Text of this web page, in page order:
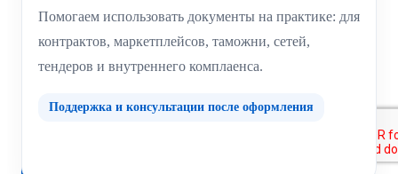
Помогаем использовать документы на практике: для
контрактов, маркетплейсов, таможни, сетей,
тендеров и внутреннего комплаенса.
Поддержка и консультации после оформления